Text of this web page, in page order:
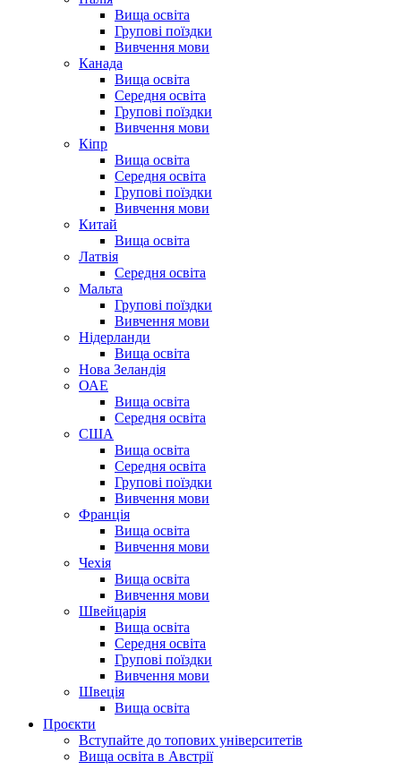
Вища освіта
Групові поїздки
Вивчення мови
Канада
Вища освіта
Середня освіта
Групові поїздки
Вивчення мови
Кіпр
Вища освіта
Середня освіта
Групові поїздки
Вивчення мови
Китай
Вища освіта
Латвія
Середня освіта
Мальта
Групові поїздки
Вивчення мови
Нідерланди
Вища освіта
Нова Зеландія
ОАЕ
Вища освіта
Середня освіта
США
Вища освіта
Середня освіта
Групові поїздки
Вивчення мови
Франція
Вища освіта
Вивчення мови
Чехія
Вища освіта
Вивчення мови
Швейцарія
Вища освіта
Середня освіта
Групові поїздки
Вивчення мови
Швеція
Вища освіта
Проєкти
Вступайте до топових університетів
Вища освіта в Австрії